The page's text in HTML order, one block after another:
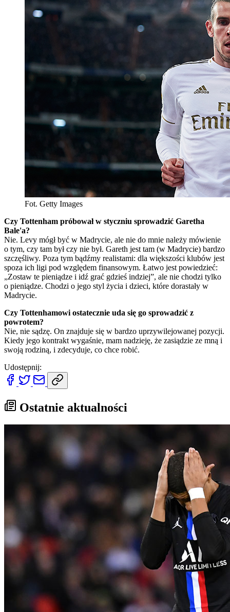
Fot. Getty Images
Czy Tottenham próbował w styczniu sprowadzić Garetha
Bale'a?
Nie. Levy mógł być w Madrycie, ale nie do mnie należy mówienie
o tym, czy tam był czy nie był. Gareth jest tam (w Madrycie) bardzo
szczęśliwy. Poza tym bądźmy realistami: dla większości klubów jest
spoza ich ligi pod względem finansowym. Łatwo jest powiedzieć:
„Zostaw te pieniądze i idź grać gdzieś indziej”, ale nie chodzi tylko
o pieniądze. Chodzi o jego styl życia i dzieci, które dorastały w
Madrycie.
Czy Tottenhamowi ostatecznie uda się go sprowadzić z
powrotem?
Nie, nie sądzę. On znajduje się w bardzo uprzywilejowanej pozycji.
Kiedy jego kontrakt wygaśnie, mam nadzieję, że zasiądzie ze mną i
swoją rodziną, i zdecyduje, co chce robić.
Udostępnij:
Ostatnie aktualności